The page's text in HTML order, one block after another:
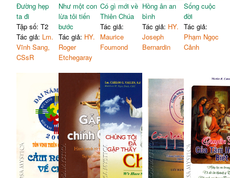
Đường hẹp
ta đi
Tập số: T2
Tác giả: Lm.
Vĩnh Sang,
CSsR
Như một con
lừa tôi tiến
bước
Tác giả: HY.
Roger
Etchegaray
Có gì mới về
Thiên Chúa
Tác giả:
Maurice
Foumond
Hồng ân an
bình
Tác giả: HY.
Joseph
Bernardin
Sống cuộc
đời
Tác giả:
Phạm Ngọc
Cảnh